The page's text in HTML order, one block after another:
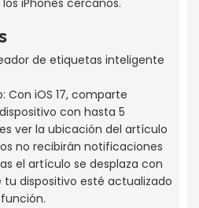
iPhones cercanos.
iOS 17, comparte
con hasta 5
ver la ubicación del artículo
no recibirán notificaciones
el artículo se desplaza con
tu dispositivo esté actualizado